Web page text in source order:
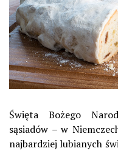
Święta Bożego
sąsiadów – w
najbardziej lubianych